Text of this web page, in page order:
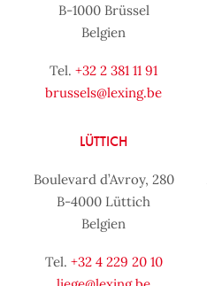
B-1000 Brüssel
Belgien
Tel. +32 2 381 11 91
brussels@lexing.be
LÜTTICH
Boulevard d’Avroy, 280
B-4000 Lüttich
Belgien
Tel. +32 4 229 20 10